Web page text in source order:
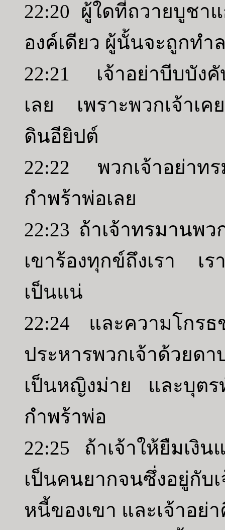
22:20 ผู้ใดที่ถวายบูชา
องค์เดียว ผู้นั้นจะถูกทำ
22:21 เจ้าอย่าบีบบังคั
เลย เพราะพวกเจ้าเ
ดินอียิปต์
22:22 พวกเจ้าอย่า
กำพร้าพ่อเลย
22:23 ถ้าเจ้าทรมานพ
เขาร้องทุกข์ถึงเรา เร
เป็นแน่
22:24 และความโกรธ
ประหารพวกเจ้าด้วยด
เป็นหญิงม่าย และบุตร
กำพร้าพ่อ
22:25 ถ้าเจ้าให้ยืมเงิ
เป็นคนยากจนซึ่งอยู่กับ
หนี้ของเขา และเจ้าอย่